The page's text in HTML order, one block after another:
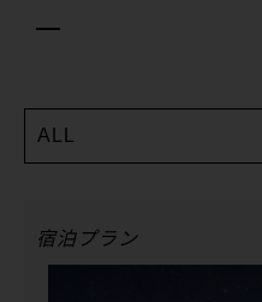
ALL
宿泊プラン